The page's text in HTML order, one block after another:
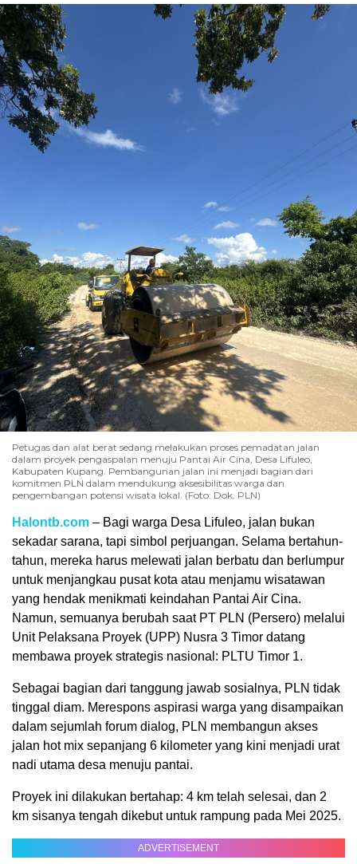
Petugas dan alat berat sedang melakukan proses pemadatan jalan
dalam proyek pengaspalan menuju Pantai Air Cina, Desa Lifuleo,
Kabupaten Kupang. Pembangunan jalan ini menjadi bagian dari
komitmen PLN dalam mendukung aksesibilitas warga dan
pengembangan potensi wisata lokal. (Foto: Dok. PLN)
Halontb.com – Bagi warga Desa Lifuleo, jalan bukan
sekadar sarana, tapi simbol perjuangan. Selama bertahun-
tahun, mereka harus melewati jalan berbatu dan berlumpur
untuk menjangkau pusat kota atau menjamu wisatawan
yang hendak menikmati keindahan Pantai Air Cina.
Namun, semuanya berubah saat PT PLN (Persero) melalui
Unit Pelaksana Proyek (UPP) Nusra 3 Timor datang
membawa proyek strategis nasional: PLTU Timor 1.
Sebagai bagian dari tanggung jawab sosialnya, PLN tidak
tinggal diam. Merespons aspirasi warga yang disampaikan
dalam sejumlah forum dialog, PLN membangun akses
jalan hot mix sepanjang 6 kilometer yang kini menjadi urat
nadi utama desa menuju pantai.
Proyek ini dilakukan bertahap: 4 km telah selesai, dan 2
km sisanya tengah dikebut untuk rampung pada Mei 2025.
ADVERTISEMENT